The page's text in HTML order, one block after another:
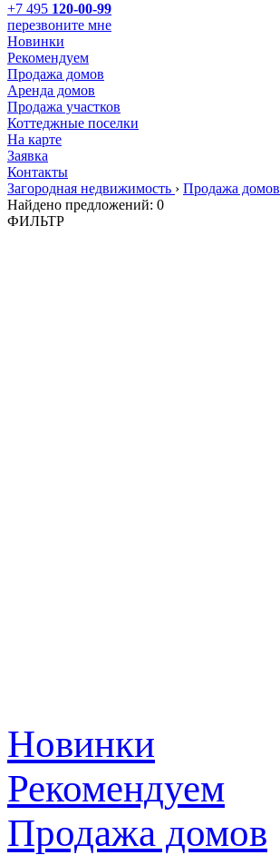
+7 495 120-00-99
перезвоните мне
Новинки
Рекомендуем
Продажа домов
Аренда домов
Продажа участков
Коттеджные поселки
На карте
Заявка
Контакты
Загородная недвижимость › Продажа домов
Найдено предложений: 0
ФИЛЬТР
Новинки
Рекомендуем
Продажа домов